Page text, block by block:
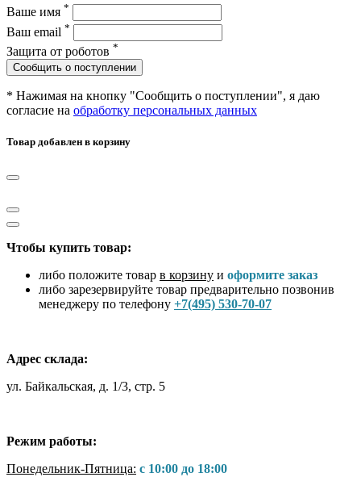
Ваше имя *
Ваш email *
Защита от роботов *
Сообщить о поступлении
* Нажимая на кнопку "Сообщить о поступлении", я даю
согласие на обработку персональных данных
Товар добавлен в корзину
Чтобы купить товар:
либо положите товар в корзину и оформите заказ
либо зарезервируйте товар предварительно позвонив
менеджеру по телефону +7(495) 530-70-07
Адрес склада:
ул. Байкальская, д. 1/3, стр. 5
Режим работы:
Понедельник-Пятница: с 10:00 до 18:00